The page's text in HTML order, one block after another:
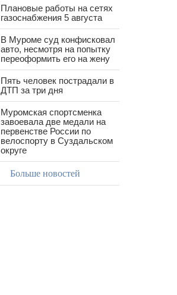
Плановые работы на сетях
газоснабжения 5 августа
В Муроме суд конфисковал
авто, несмотря на попытку
переоформить его на жену
Пять человек пострадали в
ДТП за три дня
Муромская спортсменка
завоевала две медали на
первенстве России по
велоспорту в Суздальском
округе
Больше новостей